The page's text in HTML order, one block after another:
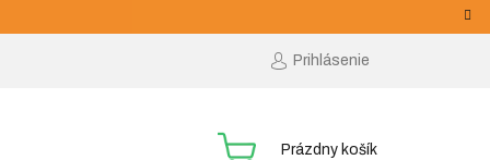
Prihlásenie
NÁKUPNÝ
Prázdny košík